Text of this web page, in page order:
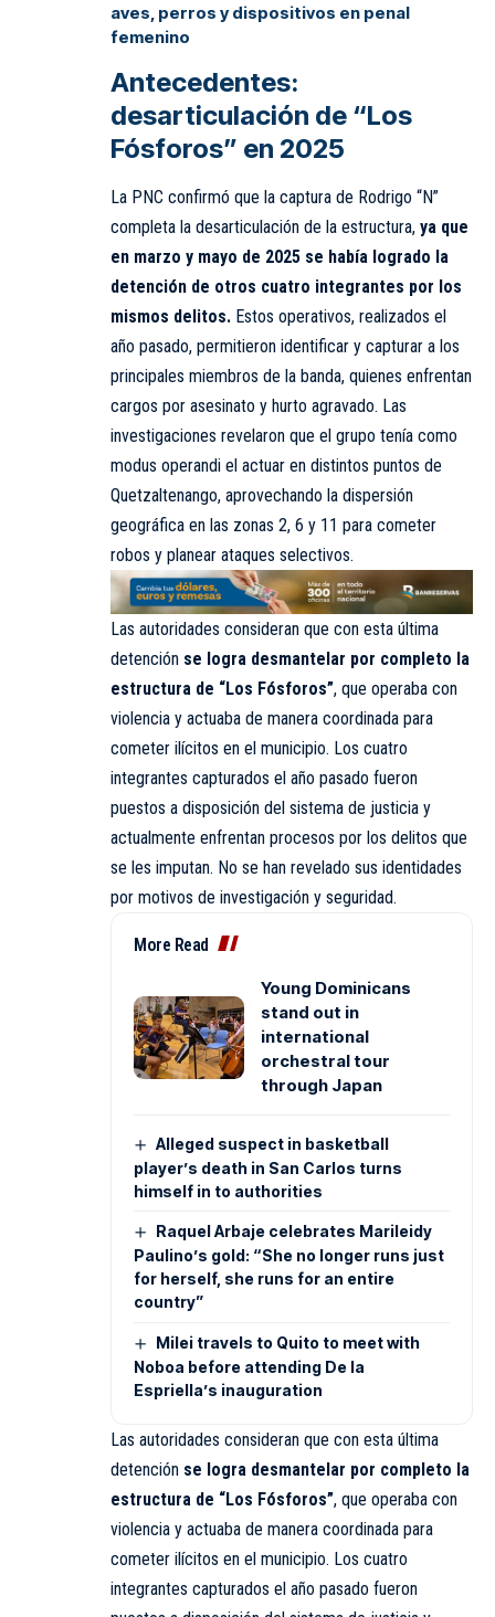
aves, perros y dispositivos en penal
femenino
Antecedentes:
desarticulación de “Los
Fósforos” en 2025
La PNC confirmó que la captura de Rodrigo “N”
completa la desarticulación de la estructura, ya que
en marzo y mayo de 2025 se había logrado la
detención de otros cuatro integrantes por los
mismos delitos. Estos operativos, realizados el
año pasado, permitieron identificar y capturar a los
principales miembros de la banda, quienes enfrentan
cargos por asesinato y hurto agravado. Las
investigaciones revelaron que el grupo tenía como
modus operandi el actuar en distintos puntos de
Quetzaltenango, aprovechando la dispersión
geográfica en las zonas 2, 6 y 11 para cometer
robos y planear ataques selectivos.
Las autoridades consideran que con esta última
detención se logra desmantelar por completo la
estructura de “Los Fósforos”, que operaba con
violencia y actuaba de manera coordinada para
cometer ilícitos en el municipio. Los cuatro
integrantes capturados el año pasado fueron
puestos a disposición del sistema de justicia y
actualmente enfrentan procesos por los delitos que
se les imputan. No se han revelado sus identidades
por motivos de investigación y seguridad.
More Read
Young Dominicans
stand out in
international
orchestral tour
through Japan
Alleged suspect in basketball
player’s death in San Carlos turns
himself in to authorities
Raquel Arbaje celebrates Marileidy
Paulino’s gold: “She no longer runs just
for herself, she runs for an entire
country”
Milei travels to Quito to meet with
Noboa before attending De la
Espriella’s inauguration
Las autoridades consideran que con esta última
detención se logra desmantelar por completo la
estructura de “Los Fósforos”, que operaba con
violencia y actuaba de manera coordinada para
cometer ilícitos en el municipio. Los cuatro
integrantes capturados el año pasado fueron